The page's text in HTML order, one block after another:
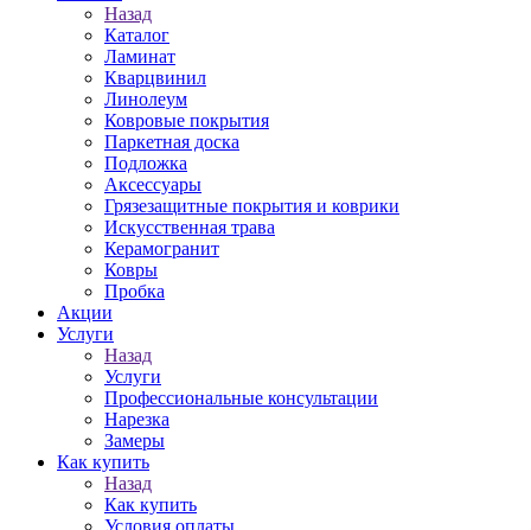
Назад
Каталог
Ламинат
Кварцвинил
Линолеум
Ковровые покрытия
Паркетная доска
Подложка
Аксессуары
Грязезащитные покрытия и коврики
Искусственная трава
Керамогранит
Ковры
Пробка
Акции
Услуги
Назад
Услуги
Профессиональные консультации
Нарезка
Замеры
Как купить
Назад
Как купить
Условия оплаты